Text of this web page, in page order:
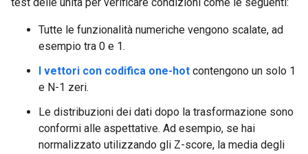
Tutte le funzionalità numeriche vengono scalate, ad
esempio tra 0 e 1.
I vettori con codifica one-hot contengono un solo 1
e N-1 zeri.
Le distribuzioni dei dati dopo la trasformazione sono
conformi alle aspettative. Ad esempio, se hai
normalizzato utilizzando gli Z-score, la media degli